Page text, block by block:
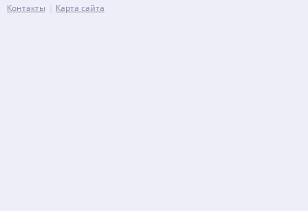
Контакты Карта сайта